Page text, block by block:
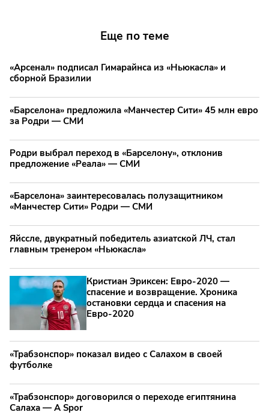
Еще по теме
«Арсенал» подписал Гимарайнса из «Ньюкасла» и
сборной Бразилии
«Барселона» предложила «Манчестер Сити» 45 млн евро
за Родри — СМИ
Родри выбрал переход в «Барселону», отклонив
предложение «Реала» — СМИ
«Барселона» заинтересовалась полузащитником
«Манчестер Сити» Родри — СМИ
Яйссле, двукратный победитель азиатской ЛЧ, стал
главным тренером «Ньюкасла»
Кристиан Эриксен: Евро‑2020 —
спасение и возвращение. Хроника
остановки сердца и спасения на
Евро‑2020
«Трабзонспор» показал видео с Салахом в своей
футболке
«Трабзонспор» договорился о переходе египтянина
Салаха — A Spor